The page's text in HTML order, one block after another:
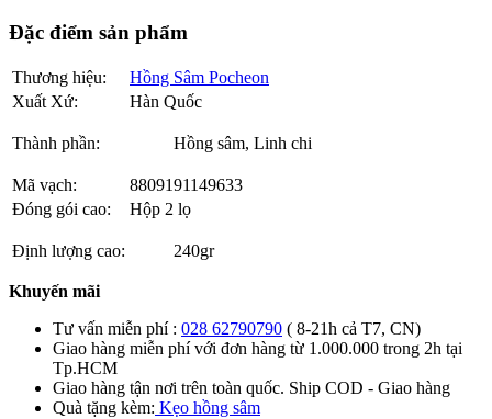
Đặc điểm sản phẩm
Thương hiệu:
Hồng Sâm Pocheon
Xuất Xứ:
Hàn Quốc
Thành phần: Hồng sâm, Linh chi
Mã vạch:
8809191149633
Đóng gói cao:
Hộp 2 lọ
Định lượng cao: 240gr
Khuyến mãi
Tư vấn miễn phí : 028 62790790 ( 8-21h cả T7, CN)
Giao hàng miễn phí với đơn hàng từ 1.000.000 trong 2h tại
Tp.HCM
Giao hàng tận nơi trên toàn quốc. Ship COD - Giao hàng
Quà tặng kèm: Kẹo hồng sâm